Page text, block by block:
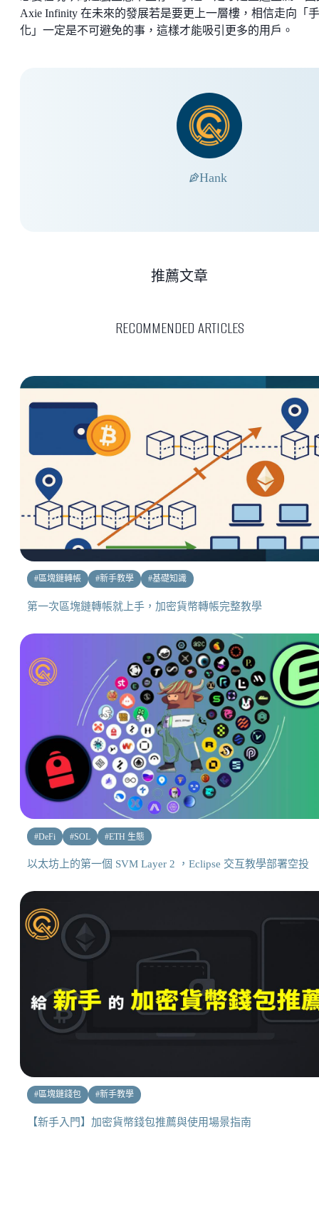
Axie Infinity 在未來的發展若是要更上一層樓，相信走向「
化」一定是不可避免的事，這樣才能吸引更多的用戶。
Hank
RECOMMENDED ARTICLES
推薦文章
#區塊鏈轉帳 #新手教學 #基礎知識
第一次區塊鏈轉帳就上手，加密貨幣轉帳完整教學
#DeFi #SOL #ETH 生態
以太坊上的第一個 SVM Layer 2 ，Eclipse 交互教學部署空投
#區塊鏈錢包 #新手教學
【新手入門】加密貨幣錢包推薦與使用場景指南